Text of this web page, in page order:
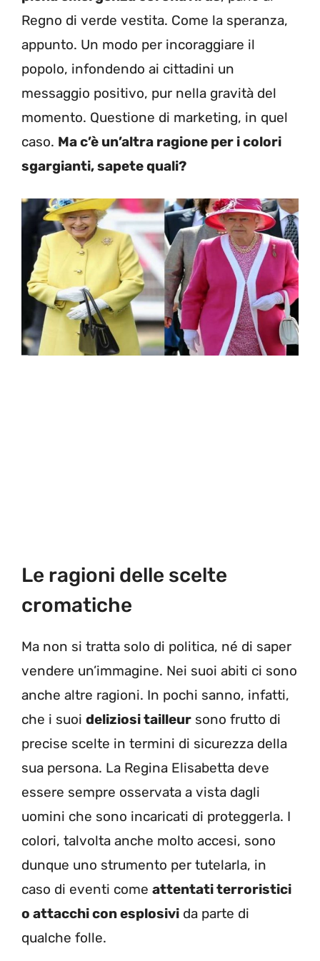
Regno di verde vestita. Come la speranza,
appunto. Un modo per incoraggiare il
popolo, infondendo ai cittadini un
messaggio positivo, pur nella gravità del
momento. Questione di marketing, in quel
caso. Ma c’è un’altra ragione per i colori
sgargianti, sapete quali?
Le ragioni delle scelte
cromatiche
Ma non si tratta solo di politica, né di saper
vendere un’immagine. Nei suoi abiti ci sono
anche altre ragioni. In pochi sanno, infatti,
che i suoi deliziosi tailleur sono frutto di
precise scelte in termini di sicurezza della
sua persona. La Regina Elisabetta deve
essere sempre osservata a vista dagli
uomini che sono incaricati di proteggerla. I
colori, talvolta anche molto accesi, sono
dunque uno strumento per tutelarla, in
caso di eventi come attentati terroristici
o attacchi con esplosivi da parte di
qualche folle.